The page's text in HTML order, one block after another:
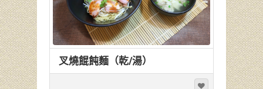
叉燒餛飩麵（乾/湯）